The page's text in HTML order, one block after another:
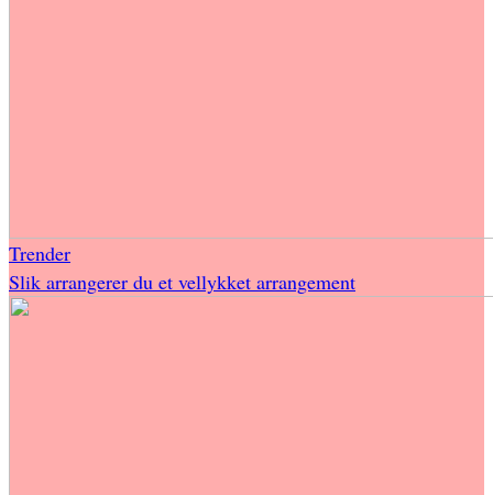
Trender
Slik arrangerer du et vellykket arrangement